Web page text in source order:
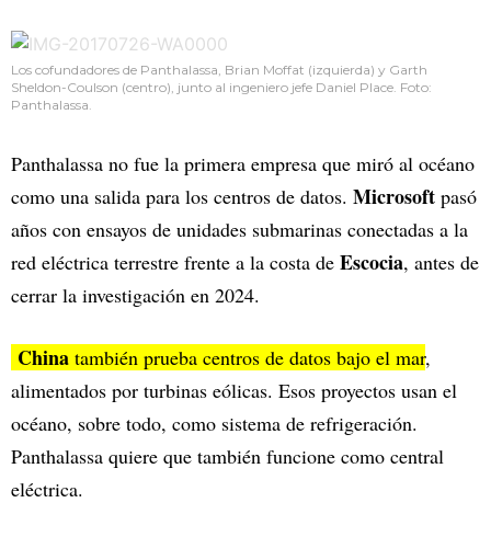
Los cofundadores de Panthalassa, Brian Moffat (izquierda) y Garth
Sheldon-Coulson (centro), junto al ingeniero jefe Daniel Place. Foto:
Panthalassa.
Panthalassa no fue la primera empresa que miró al océano
como una salida para los centros de datos. Microsoft pasó
años con ensayos de unidades submarinas conectadas a la
red eléctrica terrestre frente a la costa de Escocia, antes de
cerrar la investigación en 2024.
China también prueba centros de datos bajo el mar,
alimentados por turbinas eólicas. Esos proyectos usan el
océano, sobre todo, como sistema de refrigeración.
Panthalassa quiere que también funcione como central
eléctrica.